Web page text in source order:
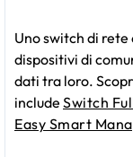
Uno switch di
dispositivi di
dati tra loro.
include Switch
Easy Smart